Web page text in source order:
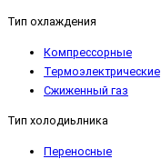
Тип охлаждения
Компрессорные
Термоэлектрические
Сжиженный газ
Тип холодиьлника
Переносные